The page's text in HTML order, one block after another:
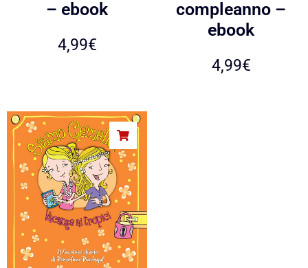
– ebook
4,99€
compleanno –
ebook
4,99€